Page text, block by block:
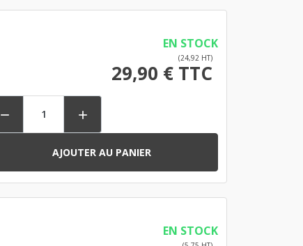
EN STOCK
(24,92 HT)
29,90 € TTC
 
AJOUTER AU PANIER
EN STOCK